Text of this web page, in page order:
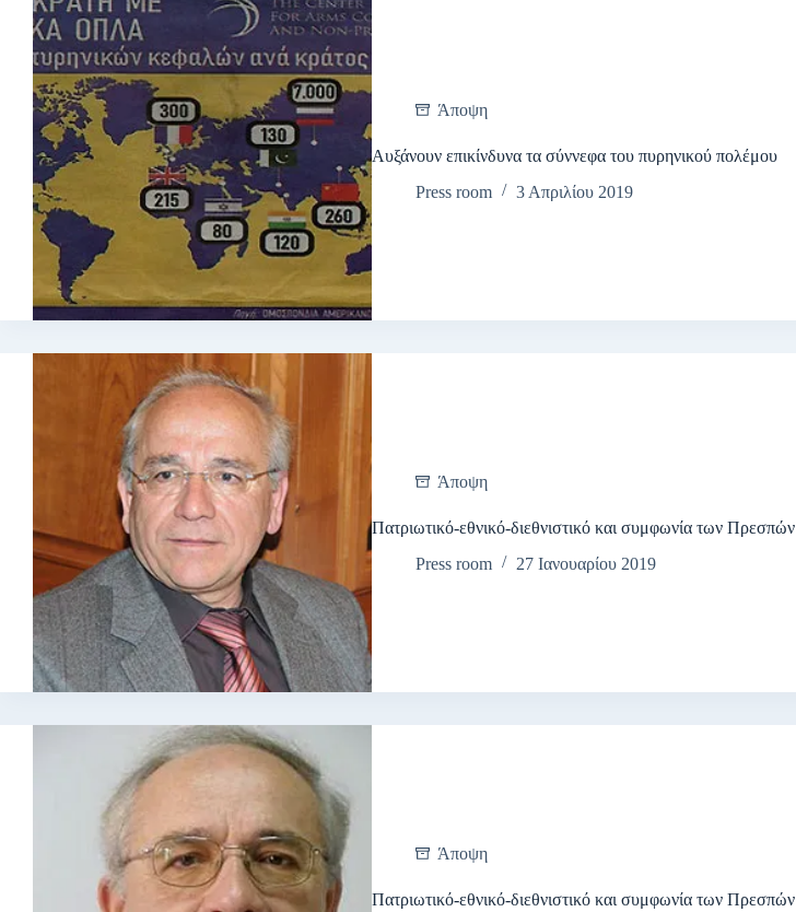
Άποψη
Αυξάνουν επικίνδυνα τα σύννεφα του πυρηνικού πολέμου
Press room
3 Απριλίου 2019
Άποψη
Πατριωτικό-εθνικό-διεθνιστικό και συμφωνία των Πρεσπών
Press room
27 Ιανουαρίου 2019
Άποψη
Πατριωτικό-εθνικό-διεθνιστικό και συμφωνία των Πρεσπών